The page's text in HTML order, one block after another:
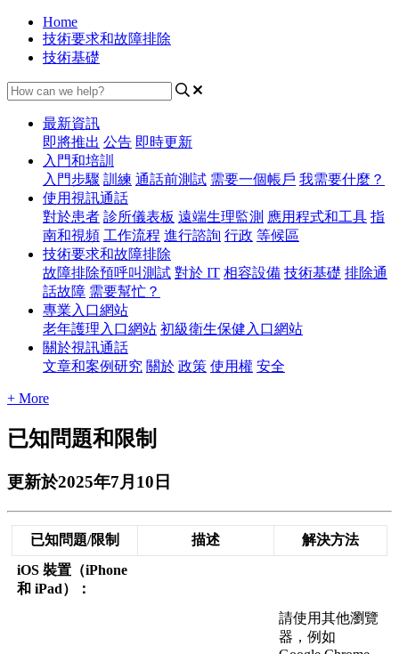
Home
技術要求和故障排除
技術基礎
最新資訊
即將推出 公告 即時更新
入門和培訓
入門步驟 訓練 通話前測試 需要一個帳戶 我需要什麼？
使用視訊通話
對於患者 診所儀表板 遠端生理監測 應用程式和工具 指
南和視頻 工作流程 進行諮詢 行政 等候區
技術要求和故障排除
故障排除預呼叫測試 對於 IT 相容設備 技術基礎 排除通
話故障 需要幫忙？
專業入口網站
老年護理入口網站 初級衛生保健入口網站
關於視訊通話
文章和案例研究 關於 政策 使用權 安全
+ More
已知問題和限制
更新於2025年7月10日
已知問題/限制 描述 解決方法
iOS 裝置 （iPhone
和 iPad）
：
請使用其他瀏覽
器 ，例如